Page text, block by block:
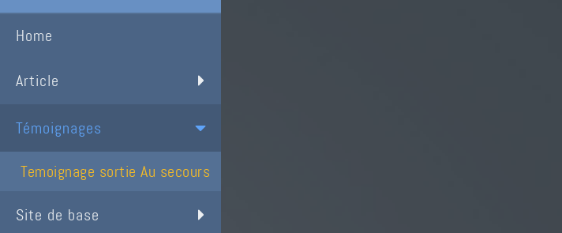
Home
Article
Témoignages
Temoignage sortie Au secours
Site de base